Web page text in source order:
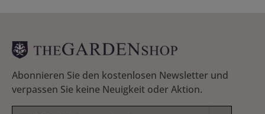
Abonnieren Sie den kostenlosen Newsletter und
verpassen Sie keine Neuigkeit oder Aktion.